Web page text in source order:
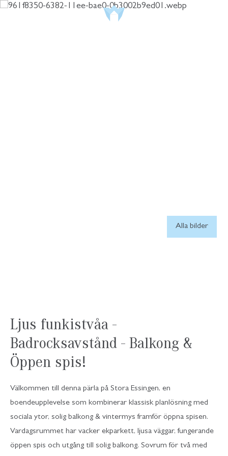
Alla bilder
Ljus funkistvåa -
Badrocksavstånd - Balkong &
Öppen spis!
Välkommen till denna pärla på Stora Essingen, en
boendeupplevelse som kombinerar klassisk planlösning med
sociala ytor, solig balkong & vintermys framför öppna spisen.
Vardagsrummet har vacker ekparkett, ljusa väggar, fungerande
öppen spis och utgång till solig balkong. Sovrum för två med